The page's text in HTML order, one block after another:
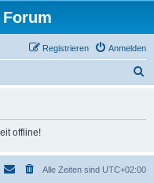
Forum
Anmelden
Registrieren
offline!
Alle Zeiten sind UTC+02:00